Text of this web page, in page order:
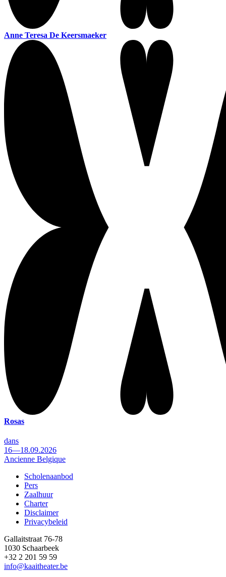
Anne Teresa De Keersmaeker
Rosas
dans
16—18.09.2026
Ancienne Belgique
Footer
Scholenaanbod
Pers
Zaalhuur
Charter
Disclaimer
Privacybeleid
Gallaitstraat 76-78
1030 Schaarbeek
+32 2 201 59 59
info@kaaitheater.be